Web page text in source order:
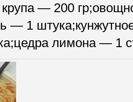
— 200
— 1
лимона — 1